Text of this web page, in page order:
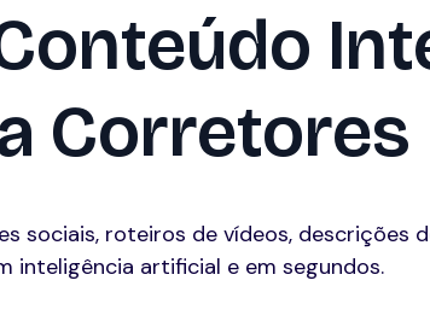
Corretores
sociais, roteiros de vídeos, descrições
inteligência artificial e em segundos.